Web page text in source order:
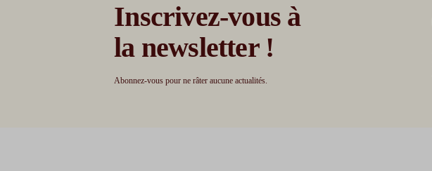
Inscrivez-vous à
la newsletter !
Abonnez-vous pour ne râter aucune actualités.